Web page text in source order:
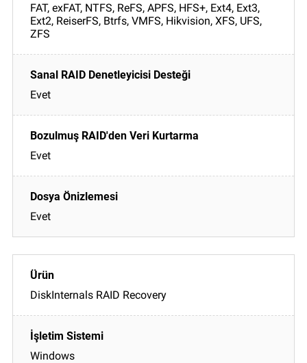
FAT, exFAT, NTFS, ReFS, APFS, HFS+, Ext4, Ext3,
Ext2, ReiserFS, Btrfs, VMFS, Hikvision, XFS, UFS,
ZFS
Evet
Evet
Evet
DiskInternals RAID Recovery
Windows